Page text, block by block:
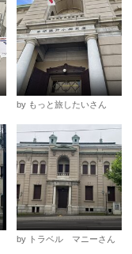
by もっと旅したいさん
by トラベル マニーさん